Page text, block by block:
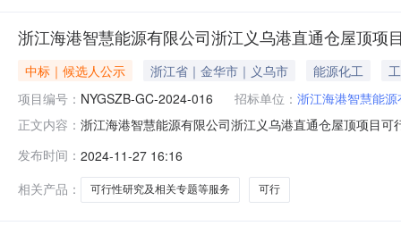
浙江海港智慧能源有限公司浙江义乌港直通仓屋顶
中标｜候选人公示 浙江省｜金华市｜义乌市 能源化工
项目编号： NYGSZB-GC-2024-016 招标单位： 浙江海港智慧能
正文内容： 浙江海港智慧能源有限公司浙江义乌港直通仓屋顶项目
11月27日09时00分评标时间：2024年11月27日公示时
发布时间： 2024-11-27 16:16
相关产品：
可行性研究及相关专题等服务 可行